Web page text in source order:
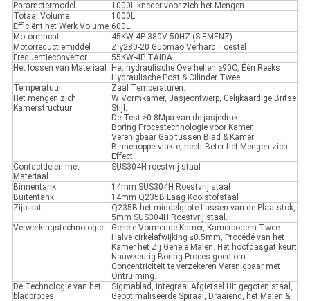
Parametermodel
1000L kneder voor zich het Mengen
Totaal Volume
1000L
Efficiënt het Werk Volume 600L
Motormacht
45KW-4P 380V 50HZ (SIEMENZ)
Motorreductiemiddel
Zly280-20 Guomao Verhard Toestel
Frequentieconvertor
55KW-4P TAIDA
Het lossen van Materiaal
Het hydraulische Overhellen ≥90O, Één Reeks
Hydraulische Post & Cilinder Twee
Temperatuur
Zaal Temperaturen.
Het mengen zich
Kamerstructuur
W Vormkamer, Jasjeontwerp, Gelijkaardige Britse
Stijl.
De Test ≥0.8Mpa van de jasjedruk.
Boring Procestechnologie voor Kamer,
Verenigbaar Gap tussen Blad & Kamer
Binnenoppervlakte, heeft Beter het Mengen zich
Effect.
Contactdelen met
Materiaal
SUS304H roestvrij staal
Binnentank
14mm SUS304H Roestvrij staal
Buitentank
14mm Q235B Laag Koolstofstaal
Zijplaat
Q235B het middelgrote Lassen van de Plaatstok,
5mm SUS304H Roestvrij staal.
Verwerkingstechnologie
Gehele Vormende Kamer, Kamerbodem Twee
Halve cirkelafwijking ≤0.5mm, Procédé van het
Kamer het Zij Gehele Malen. Het hoofdasgat keurt
Nauwkeurig Boring Proces goed om
Concentriciteit te verzekeren Verenigbaar met
Ontruiming.
De Technologie van het
bladproces
Sigmablad, Integraal Afgietsel Uit gegoten staal,
Geoptimaliseerde Spiraal, Draaiend, het Malen &